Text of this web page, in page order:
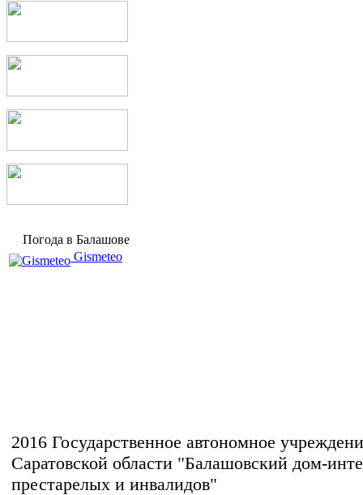
Погода в Балашове
Gismeteo
2016 Государственное автономное
Саратовской области "Балашовский дом-
престарелых и инвалидов"